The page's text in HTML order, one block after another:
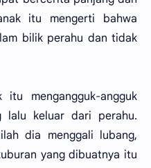
itu mengerti bahwa
bilik perahu dan tidak
mengangguk-angguk
lalu keluar dari perahu.
dia menggali lubang,
yang dibuatnya itu